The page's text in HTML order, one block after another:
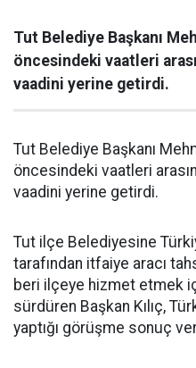
Tut Belediye Başkanı
öncesindeki vaatleri
vaadini yerine getirdi.
Tut Belediye Başkanı
öncesindeki vaatleri
vaadini yerine getirdi.
Tut ilçe Belediyesine
tarafından itfaiye aracı
beri ilçeye hizmet etmek
sürdüren Başkan Kılıç,
yaptığı görüşme sonuç